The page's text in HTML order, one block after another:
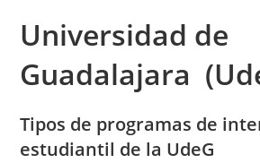
Universidad de
Guadalajara
Tipos de programas de
estudiantil de la UdeG